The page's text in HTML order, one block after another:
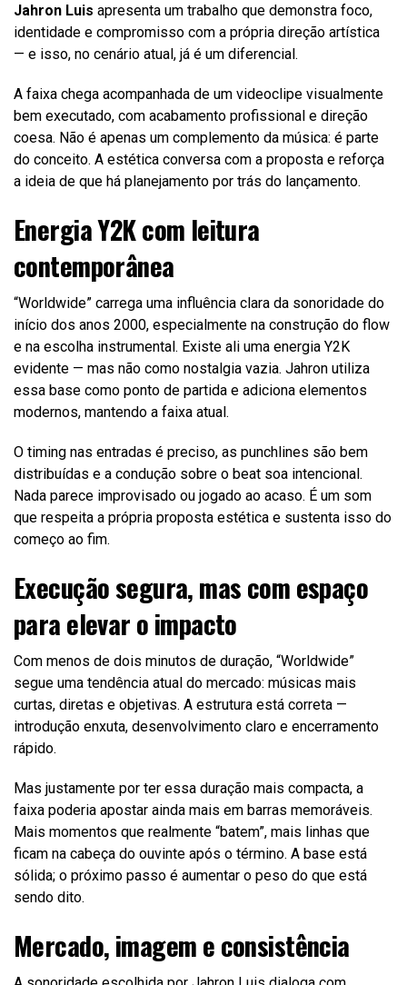
Jahron Luis apresenta um trabalho que demonstra foco,
identidade e compromisso com a própria direção artística
— e isso, no cenário atual, já é um diferencial.
A faixa chega acompanhada de um videoclipe visualmente
bem executado, com acabamento profissional e direção
coesa. Não é apenas um complemento da música: é parte
do conceito. A estética conversa com a proposta e reforça
a ideia de que há planejamento por trás do lançamento.
Energia Y2K com leitura
contemporânea
“Worldwide” carrega uma influência clara da sonoridade do
início dos anos 2000, especialmente na construção do flow
e na escolha instrumental. Existe ali uma energia Y2K
evidente — mas não como nostalgia vazia. Jahron utiliza
essa base como ponto de partida e adiciona elementos
modernos, mantendo a faixa atual.
O timing nas entradas é preciso, as punchlines são bem
distribuídas e a condução sobre o beat soa intencional.
Nada parece improvisado ou jogado ao acaso. É um som
que respeita a própria proposta estética e sustenta isso do
começo ao fim.
Execução segura, mas com espaço
para elevar o impacto
Com menos de dois minutos de duração, “Worldwide”
segue uma tendência atual do mercado: músicas mais
curtas, diretas e objetivas. A estrutura está correta —
introdução enxuta, desenvolvimento claro e encerramento
rápido.
Mas justamente por ter essa duração mais compacta, a
faixa poderia apostar ainda mais em barras memoráveis.
Mais momentos que realmente “batem”, mais linhas que
ficam na cabeça do ouvinte após o término. A base está
sólida; o próximo passo é aumentar o peso do que está
sendo dito.
Mercado, imagem e consistência